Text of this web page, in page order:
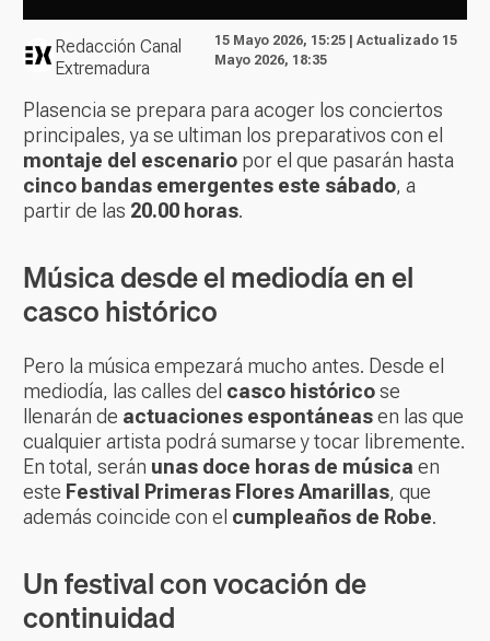
Redacción Canal
Extremadura
15 Mayo 2026, 15:25 | Actualizado 15
Mayo 2026, 18:35
Plasencia se prepara para acoger los conciertos
principales, ya se ultiman los preparativos con el
montaje del escenario por el que pasarán hasta
cinco bandas emergentes este sábado, a
partir de las 20.00 horas.
Música desde el mediodía en el
casco histórico
Pero la música empezará mucho antes. Desde el
mediodía, las calles del casco históricose
llenarán de actuaciones espontáneasen las que
cualquier artista podrá sumarse y tocar libremente.
En total, serán unas doce horas de música en
este Festival Primeras Flores Amarillas, que
además coincide con el cumpleaños de Robe.
Un festival con vocación de
continuidad